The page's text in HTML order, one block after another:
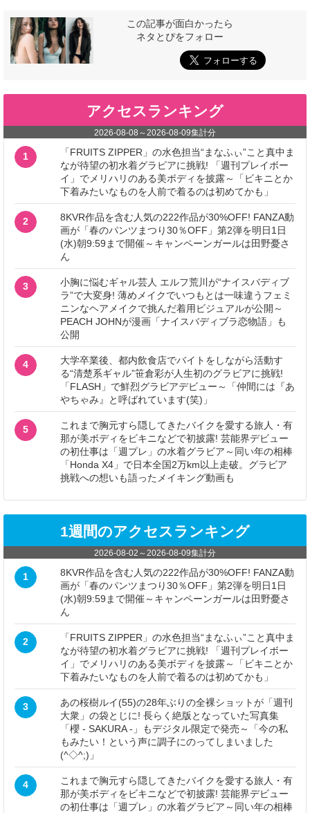
この記事が面白かったら
ネタとぴをフォロー
アクセスランキング
2026-08-08 ～ 2026-08-09集計分
1
「FRUITS ZIPPER」の水色担当“まなふぃ”こと真中ま
なが待望の初水着グラビアに挑戦! 「週刊プレイボー
イ」でメリハリのある美ボディを披露～「ビキニとか
下着みたいなものを人前で着るのは初めてかも」
2
8KVR作品を含む人気の222作品が30%OFF! FANZA動
画が「春のパンツまつり30％OFF」第2弾を明日1日
(水)朝9:59まで開催～キャンペーンガールは田野憂さ
ん
3
小胸に悩むギャル芸人 エルフ荒川が“ナイスバディブ
ラ”で大変身! 薄めメイクでいつもとは一味違うフェミ
ニンなヘアメイクで挑んだ着用ビジュアルが公開～
PEACH JOHNが漫画「ナイスバディブラ恋物語」も
公開
4
大学卒業後、都内飲食店でバイトをしながら活動す
る“清楚系ギャル”笹倉彩が人生初のグラビアに挑戦!
「FLASH」で鮮烈グラビアデビュー～「仲間には『あ
やちゃみ』と呼ばれています(笑)」
5
これまで胸元すら隠してきたバイクを愛する旅人・有
那が美ボディをビキニなどで初披露! 芸能界デビュー
の初仕事は「週プレ」の水着グラビア～同い年の相棒
「Honda X4」で日本全国2万km以上走破。グラビア
挑戦への想いも語ったメイキング動画も
1週間のアクセスランキング
2026-08-02 ～ 2026-08-09集計分
1
8KVR作品を含む人気の222作品が30%OFF! FANZA動
画が「春のパンツまつり30％OFF」第2弾を明日1日
(水)朝9:59まで開催～キャンペーンガールは田野憂さ
ん
2
「FRUITS ZIPPER」の水色担当“まなふぃ”こと真中ま
なが待望の初水着グラビアに挑戦! 「週刊プレイボー
イ」でメリハリのある美ボディを披露～「ビキニとか
下着みたいなものを人前で着るのは初めてかも」
3
あの桜樹ルイ(55)の28年ぶりの全裸ショットが「週刊
大衆」の袋とじに! 長らく絶版となっていた写真集
「櫻 - SAKURA -」もデジタル限定で発売～「今の私
もみたい！という声に調子にのってしまいました
(^◇^;)」
4
これまで胸元すら隠してきたバイクを愛する旅人・有
那が美ボディをビキニなどで初披露! 芸能界デビュー
の初仕事は「週プレ」の水着グラビア～同い年の相棒